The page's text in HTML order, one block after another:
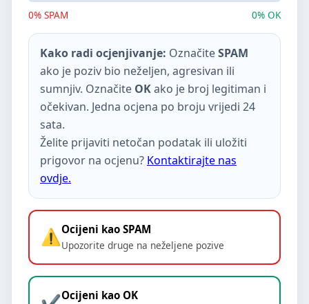
0% SPAM 0% OK
Kako radi ocjenjivanje: OznačiteSPAM
ako je poziv bio neželjen, agresivan ili
sumnjiv. Označite OKako je broj legitiman i
očekivan. Jedna ocjena po broju vrijedi 24
sata.
Želite prijaviti netočan podatak ili uložiti
prigovor na ocjenu? Kontaktirajte nas
ovdje.
Ocijeni kao SPAM
Upozorite druge na neželjene pozive
Ocijeni kao OK